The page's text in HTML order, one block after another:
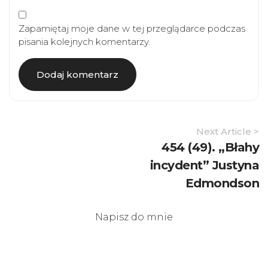
Zapamiętaj moje dane w tej przeglądarce podczas
pisania kolejnych komentarzy.
Next Article >
454 (49). „Błahy
incydent” Justyna
Edmondson
Napisz do mnie